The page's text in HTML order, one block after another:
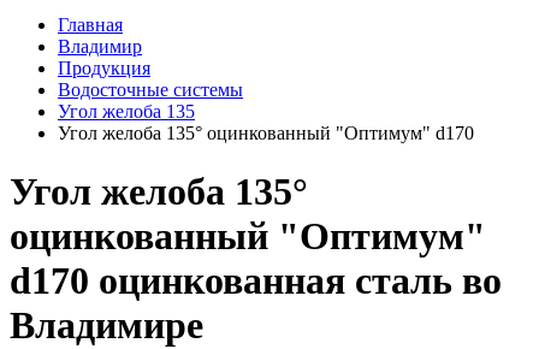
Главная
Владимир
Продукция
Водосточные системы
Угол желоба 135
Угол желоба 135° оцинкованный "Оптимум" d170
Угол желоба 135°
оцинкованный "Оптимум"
d170 оцинкованная сталь во
Владимире